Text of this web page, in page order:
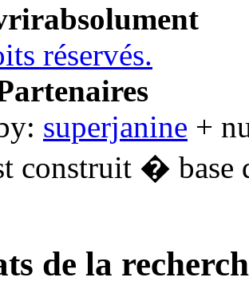
réservés.
superjanine +
construit � base
de la